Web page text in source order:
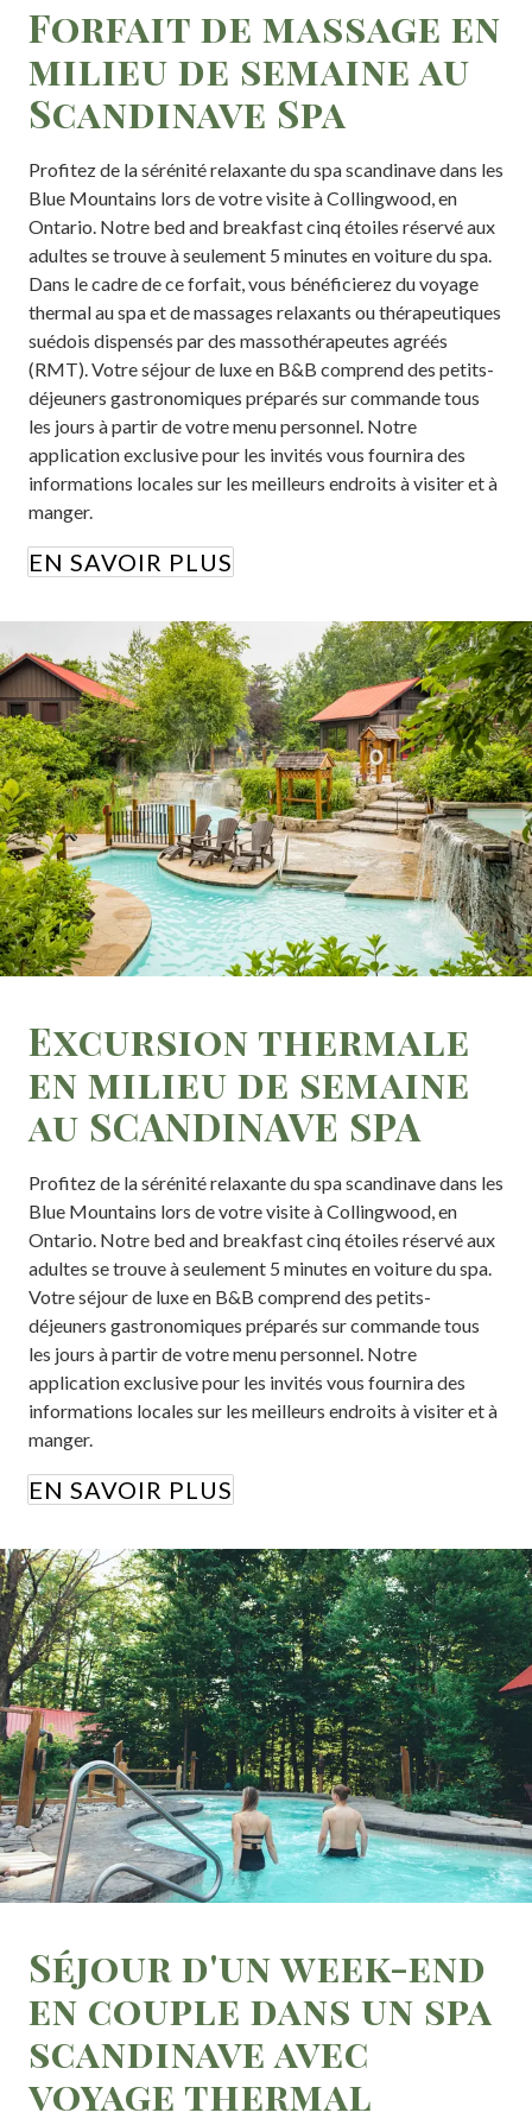
Forfait de massage en
milieu de semaine au
Scandinave Spa
Profitez de la sérénité relaxante du spa scandinave dans les
Blue Mountains lors de votre visite à Collingwood, en
Ontario. Notre bed and breakfast cinq étoiles réservé aux
adultes se trouve à seulement 5 minutes en voiture du spa.
Dans le cadre de ce forfait, vous bénéficierez du voyage
thermal au spa et de massages relaxants ou thérapeutiques
suédois dispensés par des massothérapeutes agréés
(RMT). Votre séjour de luxe en B&B comprend des petits-
déjeuners gastronomiques préparés sur commande tous
les jours à partir de votre menu personnel. Notre
application exclusive pour les invités vous fournira des
informations locales sur les meilleurs endroits à visiter et à
manger.
EN SAVOIR PLUS
Excursion thermale
en milieu de semaine
au SCANDINAVE SPA
Profitez de la sérénité relaxante du spa scandinave dans les
Blue Mountains lors de votre visite à Collingwood, en
Ontario. Notre bed and breakfast cinq étoiles réservé aux
adultes se trouve à seulement 5 minutes en voiture du spa.
Votre séjour de luxe en B&B comprend des petits-
déjeuners gastronomiques préparés sur commande tous
les jours à partir de votre menu personnel. Notre
application exclusive pour les invités vous fournira des
informations locales sur les meilleurs endroits à visiter et à
manger.
EN SAVOIR PLUS
Séjour d'un week-end
en couple dans un spa
scandinave avec
voyage thermal